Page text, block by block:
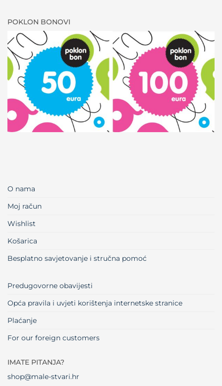
POKLON BONOVI
O nama
Moj račun
Wishlist
Košarica
Besplatno savjetovanje i stručna pomoć
Predugovorne obavijesti
Opća pravila i uvjeti korištenja internetske stranice
Plaćanje
For our foreign customers
IMATE PITANJA?
shop@male-stvari.hr